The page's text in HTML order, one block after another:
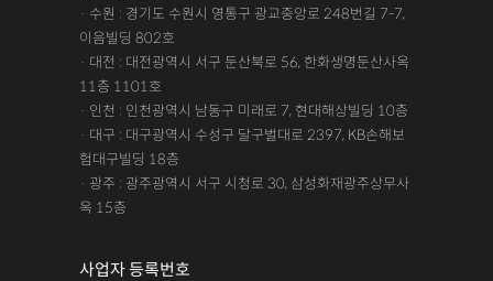
· 수원 : 경기도 수원시 영통구 광교중앙로 248번길 7-7,
이음빌딩 802호
· 대전 : 대전광역시 서구 둔산북로 56, 한화생명둔산사옥
11층 1101호
· 인천 : 인천광역시 남동구 미래로 7, 현대해상빌딩 10층
· 대구 : 대구광역시 수성구 달구벌대로 2397, KB손해보
험대구빌딩 18층
· 광주 : 광주광역시 서구 시청로 30, 삼성화재광주상무사
옥 15층
사업자 등록번호